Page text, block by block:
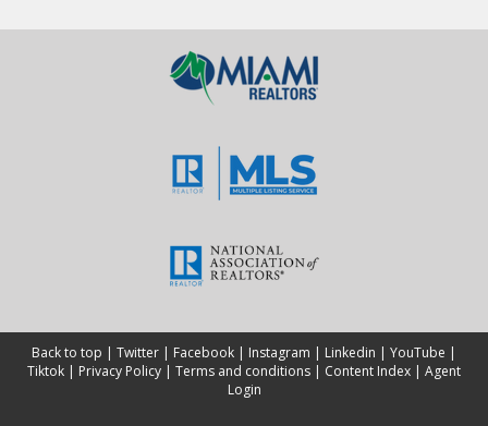
Back to top | Twitter | Facebook | Instagram | Linkedin | YouTube |
Tiktok | Privacy Policy | Terms and conditions | Content Index | Agent
Login